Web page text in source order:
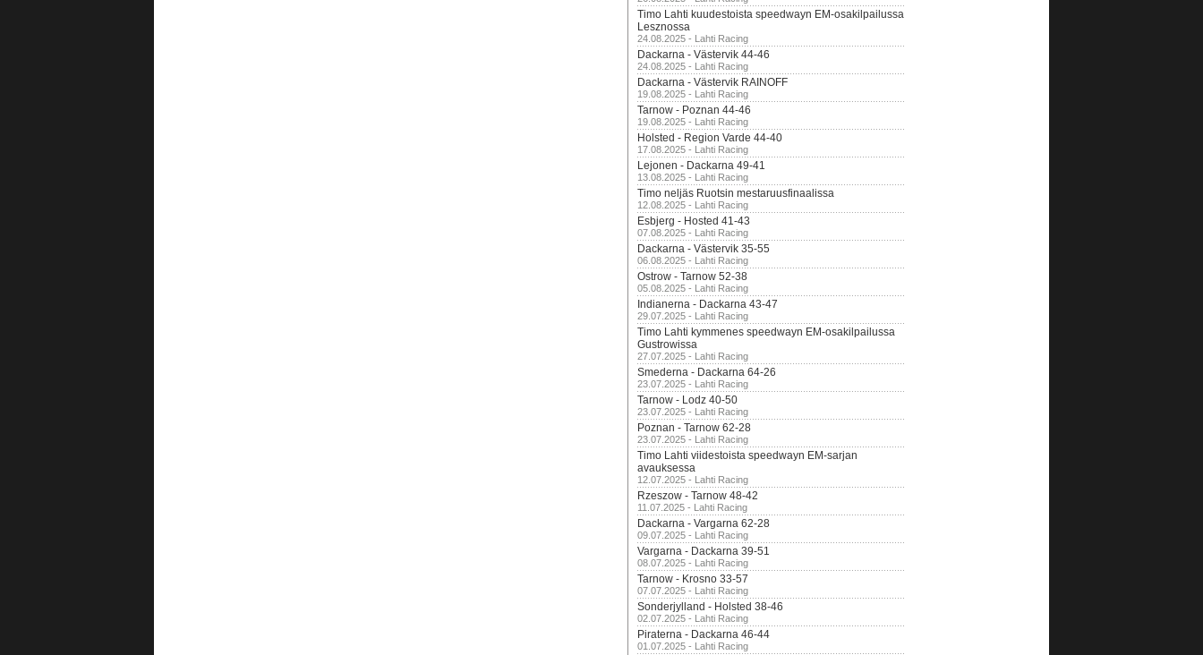
Timo Lahti kuudestoista speedwayn EM-osakilpailussa
Lesznossa
24.08.2025 - Lahti Racing
Dackarna - Västervik 44-46
24.08.2025 - Lahti Racing
Dackarna - Västervik RAINOFF
19.08.2025 - Lahti Racing
Tarnow - Poznan 44-46
19.08.2025 - Lahti Racing
Holsted - Region Varde 44-40
17.08.2025 - Lahti Racing
Lejonen - Dackarna 49-41
13.08.2025 - Lahti Racing
Timo neljäs Ruotsin mestaruusfinaalissa
12.08.2025 - Lahti Racing
Esbjerg - Hosted 41-43
07.08.2025 - Lahti Racing
Dackarna - Västervik 35-55
06.08.2025 - Lahti Racing
Ostrow - Tarnow 52-38
05.08.2025 - Lahti Racing
Indianerna - Dackarna 43-47
29.07.2025 - Lahti Racing
Timo Lahti kymmenes speedwayn EM-osakilpailussa
Gustrowissa
27.07.2025 - Lahti Racing
Smederna - Dackarna 64-26
23.07.2025 - Lahti Racing
Tarnow - Lodz 40-50
23.07.2025 - Lahti Racing
Poznan - Tarnow 62-28
23.07.2025 - Lahti Racing
Timo Lahti viidestoista speedwayn EM-sarjan
avauksessa
12.07.2025 - Lahti Racing
Rzeszow - Tarnow 48-42
11.07.2025 - Lahti Racing
Dackarna - Vargarna 62-28
09.07.2025 - Lahti Racing
Vargarna - Dackarna 39-51
08.07.2025 - Lahti Racing
Tarnow - Krosno 33-57
07.07.2025 - Lahti Racing
Sonderjylland - Holsted 38-46
02.07.2025 - Lahti Racing
Piraterna - Dackarna 46-44
01.07.2025 - Lahti Racing